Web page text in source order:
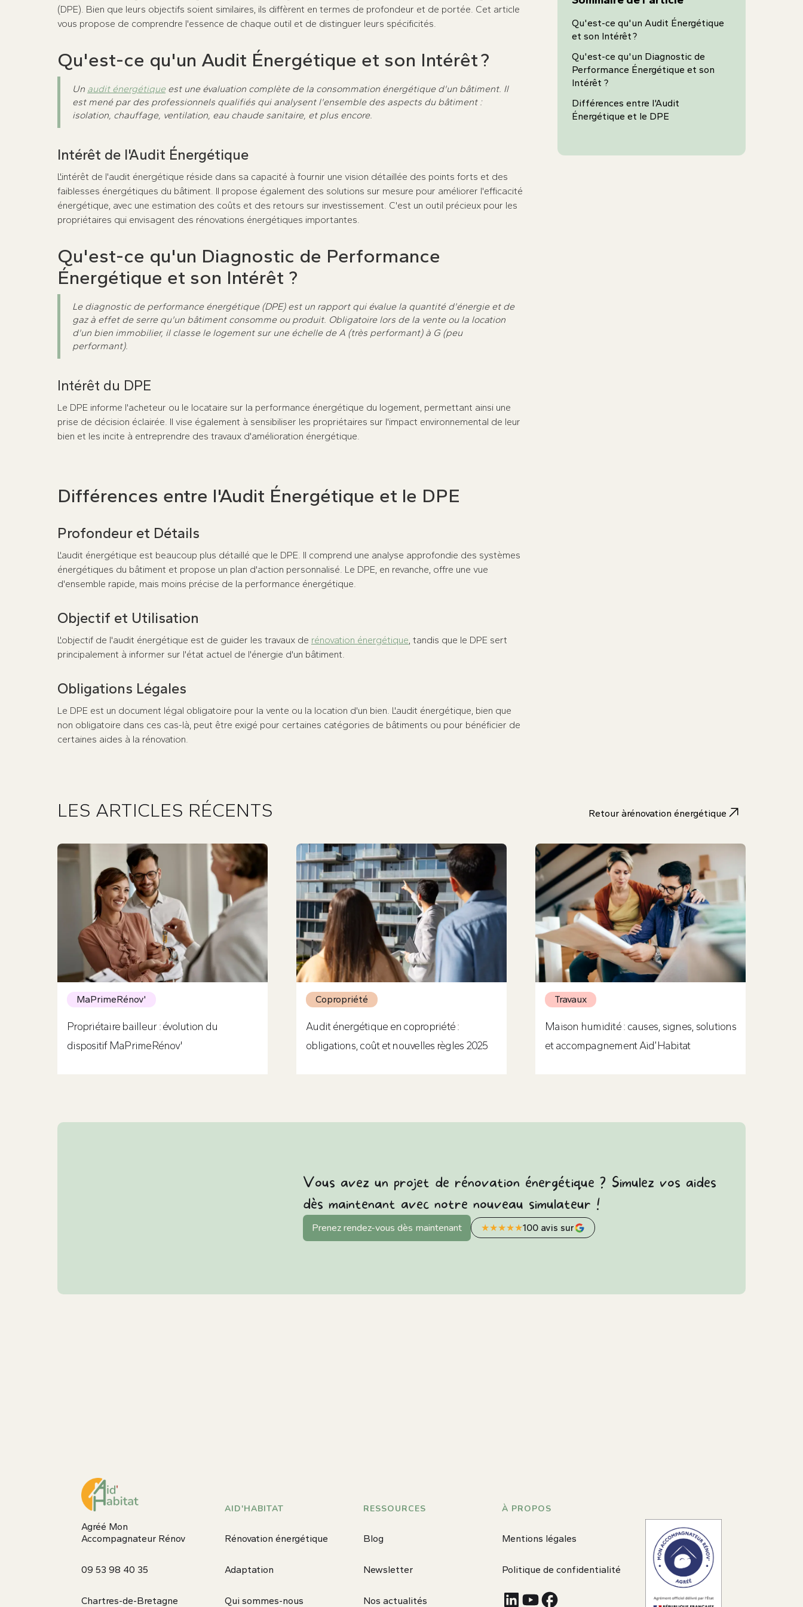
(DPE). Bien que leurs objectifs soient similaires, ils diffèrent en termes de profondeur et de portée. Cet article
vous propose de comprendre l'essence de chaque outil et de distinguer leurs spécificités.
Qu'est-ce qu'un Audit Énergétique et son Intérêt ?
Un audit énergétiqueest une évaluation complète de la consommation énergétique d'un bâtiment. Il
est mené par des professionnels qualifiés qui analysent l'ensemble des aspects du bâtiment :
isolation, chauffage, ventilation, eau chaude sanitaire, et plus encore.
Intérêt de l'Audit Énergétique
L'intérêt de l'audit énergétique réside dans sa capacité à fournir une vision détaillée des points forts et des
faiblesses énergétiques du bâtiment. Il propose également des solutions sur mesure pour améliorer l'efficacité
énergétique, avec une estimation des coûts et des retours sur investissement. C'est un outil précieux pour les
propriétaires qui envisagent des rénovations énergétiques importantes.
Qu'est-ce qu'un Diagnostic de Performance
Énergétique et son Intérêt ?
Le diagnostic de performance énergétique (DPE) est un rapport qui évalue la quantité d'énergie et de
gaz à effet de serre qu'un bâtiment consomme ou produit. Obligatoire lors de la vente ou la location
d'un bien immobilier, il classe le logement sur une échelle de A (très performant) à G (peu
performant).
Intérêt du DPE
Le DPE informe l'acheteur ou le locataire sur la performance énergétique du logement, permettant ainsi une
prise de décision éclairée. Il vise également à sensibiliser les propriétaires sur l'impact environnemental de leur
bien et les incite à entreprendre des travaux d'amélioration énergétique.
Différences entre l'Audit Énergétique et le DPE
Profondeur et Détails
L'audit énergétique est beaucoup plus détaillé que le DPE. Il comprend une analyse approfondie des systèmes
énergétiques du bâtiment et propose un plan d'action personnalisé. Le DPE, en revanche, offre une vue
d'ensemble rapide, mais moins précise de la performance énergétique.
Objectif et Utilisation
L'objectif de l'audit énergétique est de guider les travaux de rénovation énergétique, tandis que le DPE sert
principalement à informer sur l'état actuel de l'énergie d'un bâtiment.
Obligations Légales
Le DPE est un document légal obligatoire pour la vente ou la location d'un bien. L'audit énergétique, bien que
non obligatoire dans ces cas-là, peut être exigé pour certaines catégories de bâtiments ou pour bénéficier de
certaines aides à la rénovation.
Qu'est-ce qu'un Audit Énergétique
et son Intérêt ?
Qu'est-ce qu'un Diagnostic de
Performance Énergétique et son
Intérêt ?
Différences entre l'Audit
Énergétique et le DPE
LES ARTICLES RÉCENTS Retour àrénovation énergétique
MaPrimeRénov'
Propriétaire bailleur : évolution du
dispositif MaPrimeRénov'
Copropriété
Audit énergétique en copropriété :
obligations, coût et nouvelles règles 2025
Travaux
Maison humidité : causes, signes, solutions
et accompagnement Aid’Habitat
Vous avez un projet de rénovation énergétique ? Simulez vos aides
dès maintenant avec notre nouveau simulateur !
Prenez rendez-vous dès maintenant ★★★★★100 avis sur
Agréé Mon
Accompagnateur Rénov
09 53 98 40 35
Chartres-de-Bretagne
AID'HABITAT
Rénovation énergétique
Adaptation
Qui sommes-nous
RESSOURCES
Blog
Newsletter
Nos actualités
À PROPOS
Mentions légales
Politique de confidentialité